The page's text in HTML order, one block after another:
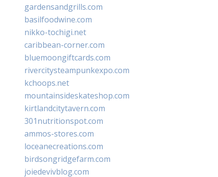
gardensandgrills.com
basilfoodwine.com
nikko-tochigi.net
caribbean-corner.com
bluemoongiftcards.com
rivercitysteampunkexpo.com
kchoops.net
mountainsideskateshop.com
kirtlandcitytavern.com
301nutritionspot.com
ammos-stores.com
loceanecreations.com
birdsongridgefarm.com
joiedevivblog.com